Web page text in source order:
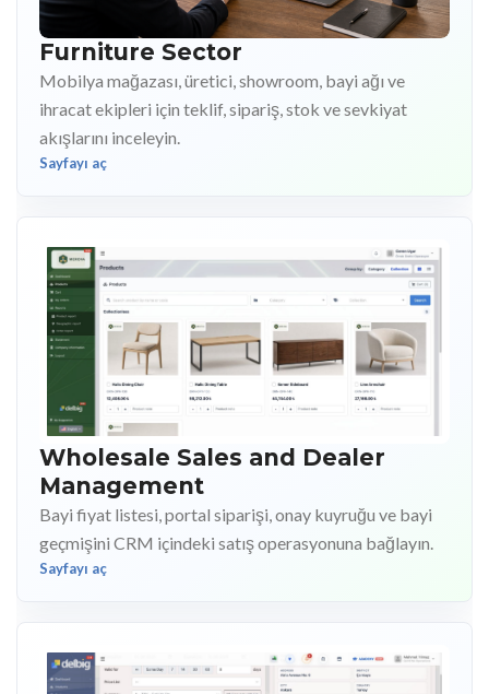
Furniture Sector
Mobilya mağazası, üretici, showroom, bayi ağı ve
ihracat ekipleri için teklif, sipariş, stok ve sevkiyat
akışlarını inceleyin.
Sayfayı aç
Wholesale Sales and Dealer
Management
Bayi fiyat listesi, portal siparişi, onay kuyruğu ve bayi
geçmişini CRM içindeki satış operasyonuna bağlayın.
Sayfayı aç